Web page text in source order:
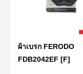
ผ้าเบรก FERODO
FDB2042EF [F]